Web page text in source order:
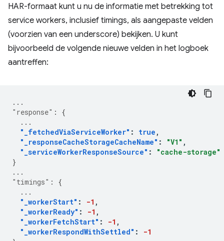
HAR-formaat kunt u nu de informatie met betrekking tot
service workers, inclusief timings, als aangepaste velden
(voorzien van een underscore) bekijken. U kunt
bijvoorbeeld de volgende nieuwe velden in het logboek
aantreffen:
...
"response" :
{
...
"_fetchedViaServiceWorker" : true ,
"_responseCacheStorageCacheName" : "V1" ,
"_serviceWorkerResponseSource" :
"cache-storage"
}
...
"timings" :
{
...
"_workerStart" : -1 ,
"_workerReady" : -1 ,
"_workerFetchStart" : -1 ,
"_workerRespondWithSettled" :
-1